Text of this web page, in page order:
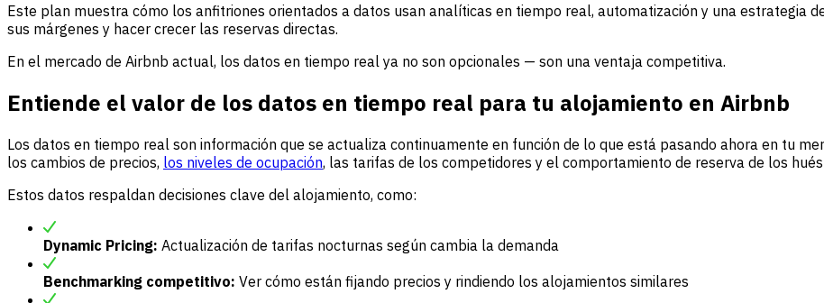
Este plan muestra cómo los anfitriones orientados a datos usan analíticas en tiempo real, automatización y una estrategia
sus márgenes y hacer crecer las reservas directas.
En el mercado de Airbnb actual, los datos en tiempo real ya no son opcionales — son una ventaja competitiva.
Entiende el valor de los datos en tiempo real para tu alojamiento en Airbnb
Los datos en tiempo real son información que se actualiza continuamente en función de lo que está pasando ahora en tu
los cambios de precios, los niveles de ocupación, las tarifas de los competidores y el comportamiento de reserva de los
Estos datos respaldan decisiones clave del alojamiento, como:
Dynamic Pricing: Actualización de tarifas nocturnas según cambia la demanda
Benchmarking competitivo: Ver cómo están fijando precios y rindiendo los alojamientos similares